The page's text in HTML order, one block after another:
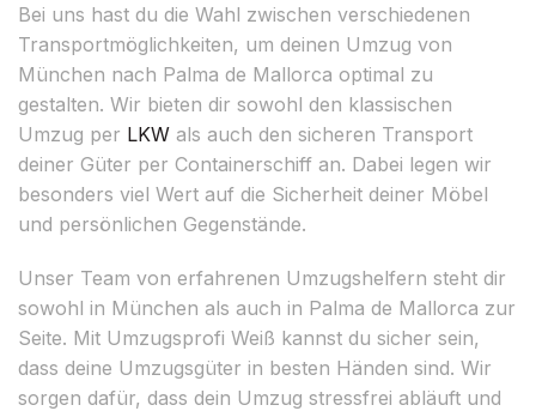
Bei uns hast du die Wahl zwischen verschiedenen
Transportmöglichkeiten, um deinen Umzug von
München nach Palma de Mallorca optimal zu
gestalten. Wir bieten dir sowohl den klassischen
Umzug per LKW als auch den sicheren Transport
deiner Güter per Containerschiff an. Dabei legen wir
besonders viel Wert auf die Sicherheit deiner Möbel
und persönlichen Gegenstände.
Unser Team von erfahrenen Umzugshelfern steht dir
sowohl in München als auch in Palma de Mallorca zur
Seite. Mit Umzugsprofi Weiß kannst du sicher sein,
dass deine Umzugsgüter in besten Händen sind. Wir
sorgen dafür, dass dein Umzug stressfrei abläuft und